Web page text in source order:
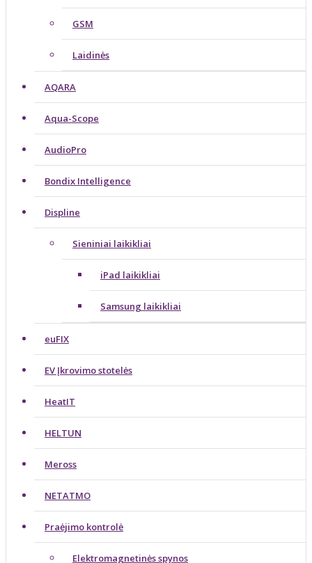
GSM
Laidinės
AQARA
Aqua-Scope
AudioPro
Bondix Intelligence
Displine
Sieniniai laikikliai
iPad laikikliai
Samsung laikikliai
euFIX
EV Įkrovimo stotelės
HeatIT
HELTUN
Meross
NETATMO
Praėjimo kontrolė
Elektromagnetinės spynos